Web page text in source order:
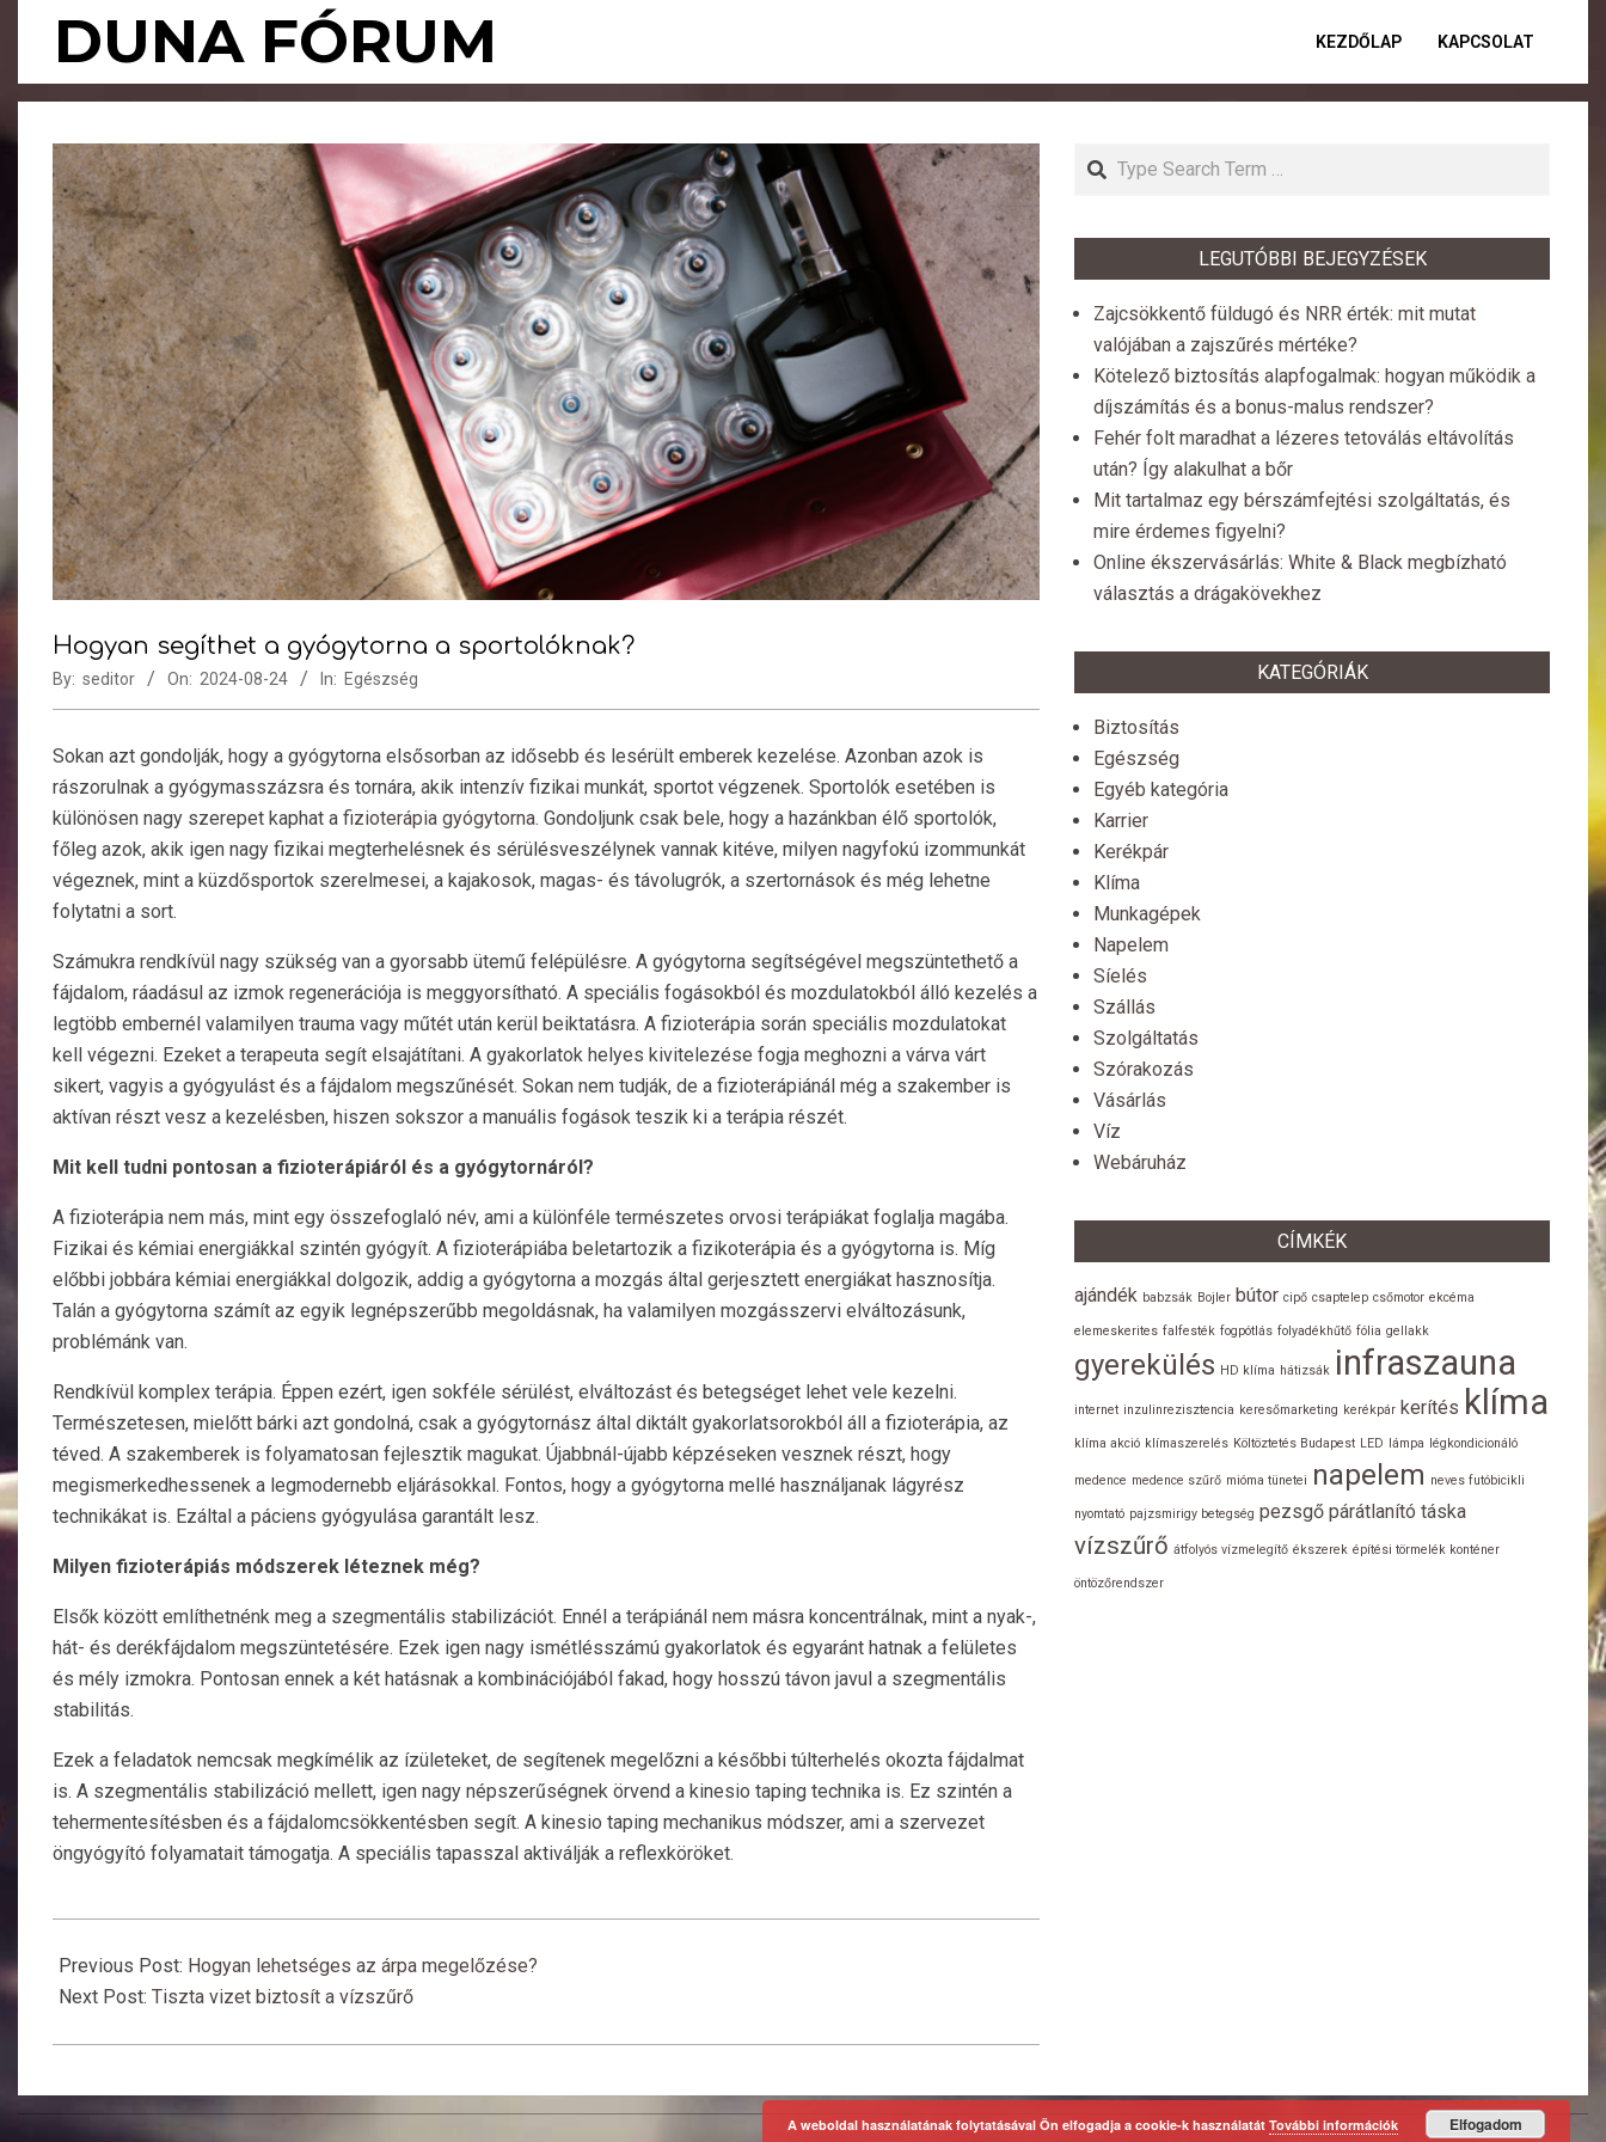
DUNA FÓRUM KEZDŐLAP KAPCSOLAT
Hogyan segíthet a gyógytorna a sportolóknak?
By: seditor On: 2024-08-24 In: Egészség
Sokan azt gondolják, hogy a gyógytorna elsősorban az idősebb és lesérült emberek kezelése. Azonban azok is
rászorulnak a gyógymasszázsra és tornára, akik intenzív fizikai munkát, sportot végzenek. Sportolók esetében is
különösen nagy szerepet kaphat a fizioterápia gyógytorna. Gondoljunk csak bele, hogy a hazánkban élő sportolók,
főleg azok, akik igen nagy fizikai megterhelésnek és sérülésveszélynek vannak kitéve, milyen nagyfokú izommunkát
végeznek, mint a küzdősportok szerelmesei, a kajakosok, magas- és távolugrók, a szertornások és még lehetne
folytatni a sort.
Számukra rendkívül nagy szükség van a gyorsabb ütemű felépülésre. A gyógytorna segítségével megszüntethető a
fájdalom, ráadásul az izmok regenerációja is meggyorsítható. A speciális fogásokból és mozdulatokból álló kezelés a
legtöbb embernél valamilyen trauma vagy műtét után kerül beiktatásra. A fizioterápia során speciális mozdulatokat
kell végezni. Ezeket a terapeuta segít elsajátítani. A gyakorlatok helyes kivitelezése fogja meghozni a várva várt
sikert, vagyis a gyógyulást és a fájdalom megszűnését. Sokan nem tudják, de a fizioterápiánál még a szakember is
aktívan részt vesz a kezelésben, hiszen sokszor a manuális fogások teszik ki a terápia részét.
Mit kell tudni pontosan a fizioterápiáról és a gyógytornáról?
A fizioterápia nem más, mint egy összefoglaló név, ami a különféle természetes orvosi terápiákat foglalja magába.
Fizikai és kémiai energiákkal szintén gyógyít. A fizioterápiába beletartozik a fizikoterápia és a gyógytorna is. Míg
előbbi jobbára kémiai energiákkal dolgozik, addig a gyógytorna a mozgás által gerjesztett energiákat hasznosítja.
Talán a gyógytorna számít az egyik legnépszerűbb megoldásnak, ha valamilyen mozgásszervi elváltozásunk,
problémánk van.
Rendkívül komplex terápia. Éppen ezért, igen sokféle sérülést, elváltozást és betegséget lehet vele kezelni.
Természetesen, mielőtt bárki azt gondolná, csak a gyógytornász által diktált gyakorlatsorokból áll a fizioterápia, az
téved. A szakemberek is folyamatosan fejlesztik magukat. Újabbnál-újabb képzéseken vesznek részt, hogy
megismerkedhessenek a legmodernebb eljárásokkal. Fontos, hogy a gyógytorna mellé használjanak lágyrész
technikákat is. Ezáltal a páciens gyógyulása garantált lesz.
Milyen fizioterápiás módszerek léteznek még?
Elsők között említhetnénk meg a szegmentális stabilizációt. Ennél a terápiánál nem másra koncentrálnak, mint a nyak-,
hát- és derékfájdalom megszüntetésére. Ezek igen nagy ismétlésszámú gyakorlatok és egyaránt hatnak a felületes
és mély izmokra. Pontosan ennek a két hatásnak a kombinációjából fakad, hogy hosszú távon javul a szegmentális
stabilitás.
Ezek a feladatok nemcsak megkímélik az ízületeket, de segítenek megelőzni a későbbi túlterhelés okozta fájdalmat
is. A szegmentális stabilizáció mellett, igen nagy népszerűségnek örvend a kinesio taping technika is. Ez szintén a
tehermentesítésben és a fájdalomcsökkentésben segít. A kinesio taping mechanikus módszer, ami a szervezet
öngyógyító folyamatait támogatja. A speciális tapasszal aktiválják a reflexköröket.
08-
24
Previous Post: Hogyan lehetséges az árpa megelőzése?
Next Post: Tiszta vizet biztosít a vízszűrő
Search
LEGUTÓBBI BEJEGYZÉSEK
Zajcsökkentő füldugó és NRR érték: mit mutat
valójában a zajszűrés mértéke?
Kötelező biztosítás alapfogalmak: hogyan működik a
díjszámítás és a bonus-malus rendszer?
Fehér folt maradhat a lézeres tetoválás eltávolítás
után? Így alakulhat a bőr
Mit tartalmaz egy bérszámfejtési szolgáltatás, és
mire érdemes figyelni?
Online ékszervásárlás: White & Black megbízható
választás a drágakövekhez
KATEGÓRIÁK
Biztosítás
Egészség
Egyéb kategória
Karrier
Kerékpár
Klíma
Munkagépek
Napelem
Síelés
Szállás
Szolgáltatás
Szórakozás
Vásárlás
Víz
Webáruház
CÍMKÉK
ajándék babzsák Bojler bútor cipő csaptelep csőmotor ekcéma
elemeskerites falfesték fogpótlás folyadékhűtő fólia gellakk
gyerekülés HD klíma hátizsák infraszauna
internet inzulinrezisztencia keresőmarketing kerékpár kerítés klíma
klíma akció klímaszerelés Költöztetés Budapest LED lámpa légkondicionáló
medence medence szűrő mióma tünetei napelem neves futóbicikli
nyomtató pajzsmirigy betegség pezsgő párátlanító táska
vízszűrő átfolyós vízmelegítő ékszerek építési törmelék konténer
öntözőrendszer
A weboldal használatának folytatásával Ön elfogadja a cookie-k használatát További információk Elfogadom